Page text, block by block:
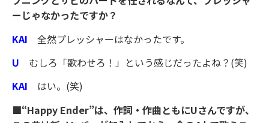
ーじゃなかったですか？
KAI 全然プレッシャーはなかったです。
U むしろ「歌わせろ！」という感じだったよね？(笑)
KAI はい。(笑)
■“Happy Ender”は、作詞・作曲ともにUさんですが、